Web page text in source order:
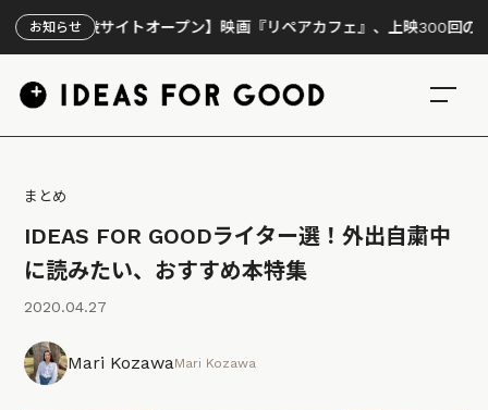
お知らせ
サイトオープン】映画『リペアカフェ』、上映300回の先で見えてき
まとめ
IDEAS FOR GOODライター選！外出自粛中
に読みたい、おすすめ本特集
2020.04.27
Mari KozawaMari Kozawa